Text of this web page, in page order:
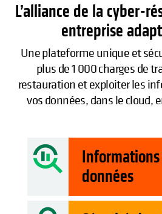
L’alliance de la cyber-
entreprise
Une plateforme unique et
plus de 1 000 charges de
restauration et exploiter les
vos données, dans le cloud,
données